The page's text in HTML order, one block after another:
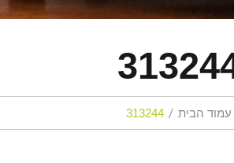
עמוד הבית 313244